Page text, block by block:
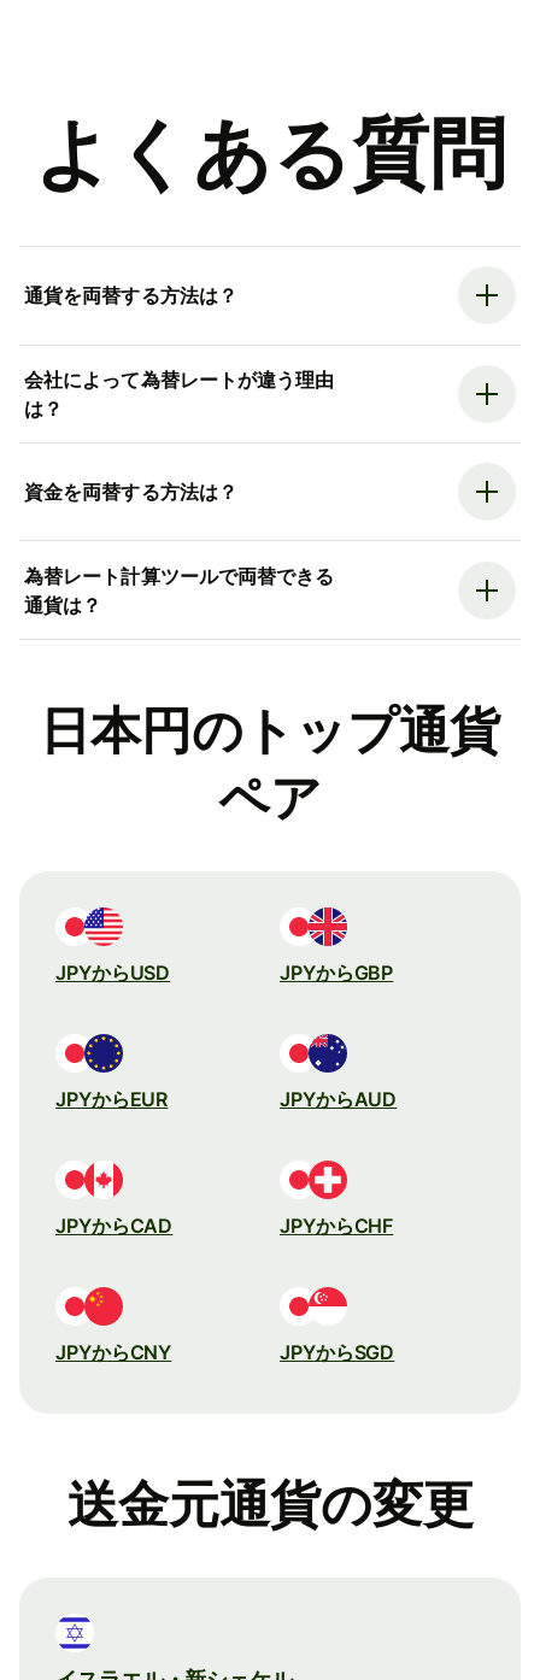
よくある質問
通貨を両替する方法は？
会社によって為替レートが違う理由
は？
資金を両替する方法は？
為替レート計算ツールで両替できる
通貨は？
日本円のトップ通貨
ペア
JPYからUSD JPYからGBP
JPYからEUR JPYからAUD
JPYからCAD JPYからCHF
JPYからCNY JPYからSGD
送金元通貨の変更